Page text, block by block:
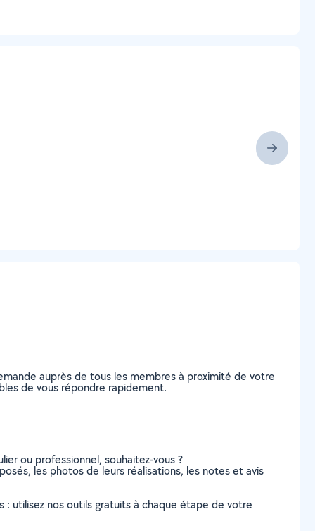
auprès de tous les membres à proximité de votre
de vous répondre rapidement.
ou professionnel, souhaitez-vous ?
les photos de leurs réalisations, les notes et avis
: utilisez nos outils gratuits à chaque étape de votre